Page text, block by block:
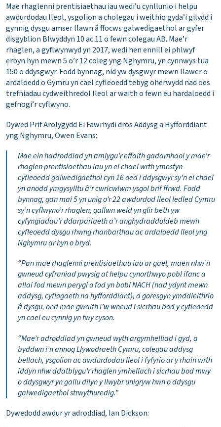
Mae rhaglenni prentisiaethau iau wedi’u cynllunio i helpu
awdurdodau lleol, ysgolion a cholegau i weithio gyda’i gilydd i
gynnig dysgu amser llawn â ffocws galwedigaethol ar gyfer
disgyblion Blwyddyn 10 ac 11 o fewn colegau AB. Mae’r
rhaglen, a gyflwynwyd yn 2017, wedi hen ennill ei phlwyf
erbyn hyn mewn 5 o’r 12 coleg yng Nghymru, yn cynnwys tua
150 o ddysgwyr. Fodd bynnag, nid yw dysgwyr mewn llawer o
ardaloedd o Gymru yn cael cyfleoedd tebyg oherwydd nad oes
trefniadau cydweithredol lleol ar waith o fewn eu hardaloedd i
gefnogi’r cyflwyno.
Dywed Prif Arolygydd Ei Fawrhydi dros Addysg a Hyfforddiant
yng Nghymru, Owen Evans:
Mae ein hadroddiad yn amlygu’r effaith gadarnhaol y mae’r
rhaglen prentisiaethau iau yn ei chael wrth ymestyn
cyfleoedd galwedigaethol cyn 16 oed i ddysgwyr sy’n ei chael
yn anodd ymgysylltu â’r cwricwlwm ysgol brif ffrwd. Fodd
bynnag, gan mai 5 yn unig o’r 22 awdurdod lleol ledled Cymru
sy’n cyflwyno’r rhaglen, gallwn weld yn glir beth yw
cyfyngiadau’r ddarpariaeth a’r anghydraddoldeb mewn
cyfleoedd dysgu rhwng rhanbarthau ac ardaloedd lleol yng
Nghymru ar hyn o bryd.
“Pan mae rhaglenni prentisiaethau iau ar gael, maen nhw’n
gwneud cyfraniad pwysig at helpu cynorthwyo pobl ifanc a
allai fod mewn perygl o fod yn bobl NACH (nad ydynt mewn
addysg, cyflogaeth na hyfforddiant), a goresgyn ymddieithrio
â dysgu, ond mae gwaith i’w wneud i sicrhau bod y cyfleoedd
yn cael eu cynnig yn fwy cyson.
“Mae’r adroddiad yn gwneud wyth argymhelliad i gyd, a
byddwn i’n annog Llywodraeth Cymru, colegau addysg
bellach, ysgolion ac awdurdodau lleol i fyfyrio ar y rhain wrth
iddyn nhw ddatblygu’r rhaglen ymhellach i sicrhau bod mwy
o ddysgwyr yn gallu dilyn y llwybr unigryw hwn o ddysgu
galwedigaethol strwythuredig.”
Dywedodd awdur yr adroddiad, Ian Dickson: